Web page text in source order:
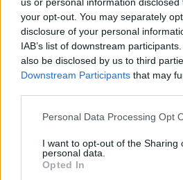
your opt-out. You may separately
disclosure of your personal
IAB’s list of downstream
also be disclosed by us to third
Downstream Participants that may
Please note that this website/app
not limited to your visit or usage
grant or deny consent to Google
use your data for below specified
Personal Data Processing Opt
I want to opt-out of the Sharing
personal data.
Opted In
elveszettnek hitt
Egy amerikai bolhapiacon
Dumas magyar
elveszettnek hitt felvételei
anyagai – számolt be a
elején Párizsban